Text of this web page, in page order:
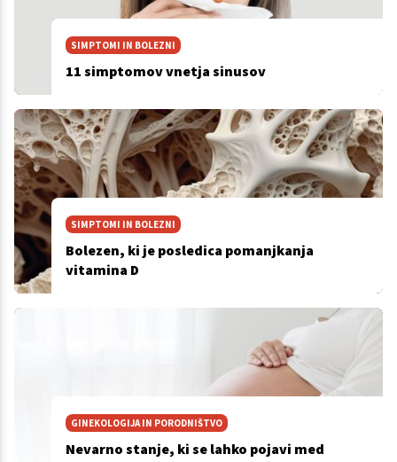
SIMPTOMI IN BOLEZNI
11 simptomov vnetja sinusov
SIMPTOMI IN BOLEZNI
Bolezen, ki je posledica pomanjkanja
vitamina D
GINEKOLOGIJA IN PORODNIŠTVO
Nevarno stanje, ki se lahko pojavi med